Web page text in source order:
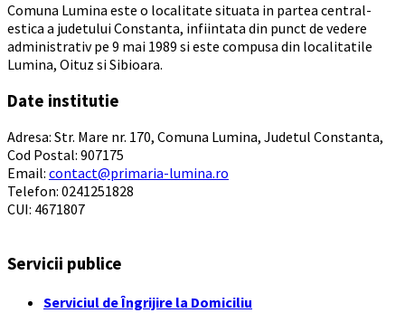
Comuna Lumina este o localitate situata in partea central-
estica a judetului Constanta, infiintata din punct de vedere
administrativ pe 9 mai 1989 si este compusa din localitatile
Lumina, Oituz si Sibioara.
Date institutie
Adresa: Str. Mare nr. 170, Comuna Lumina, Judetul Constanta,
Cod Postal: 907175
Email: contact@primaria-lumina.ro
Telefon: 0241251828
CUI: 4671807
Servicii publice
Serviciul de Îngrijire la Domiciliu